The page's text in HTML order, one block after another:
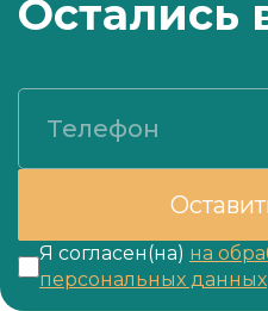
Остались
Телефон
Я согласен(на) на
персональных данных